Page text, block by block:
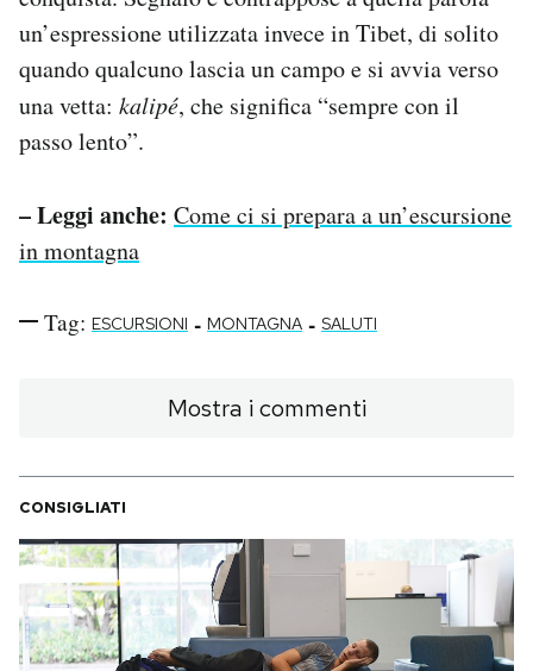
un’espressione utilizzata invece in Tibet, di solito
quando qualcuno lascia un campo e si avvia verso
una vetta: kalipé, che significa “sempre con il
passo lento”.
– Leggi anche: Come ci si prepara a un’escursione
in montagna
Tag: ESCURSIONI - MONTAGNA - SALUTI
Mostra i commenti
CONSIGLIATI